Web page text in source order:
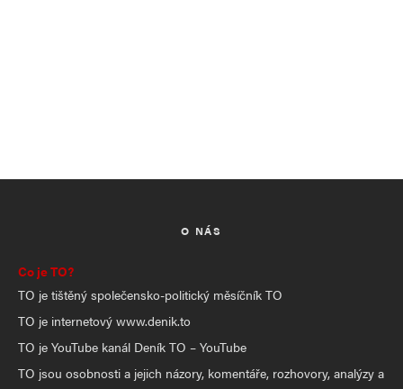
O NÁS
Co je TO?
TO je tištěný společensko-politický měsíčník TO
TO je internetový www.denik.to
TO je YouTube kanál Deník TO – YouTube
TO jsou osobnosti a jejich názory, komentáře, rozhovory, analýzy a